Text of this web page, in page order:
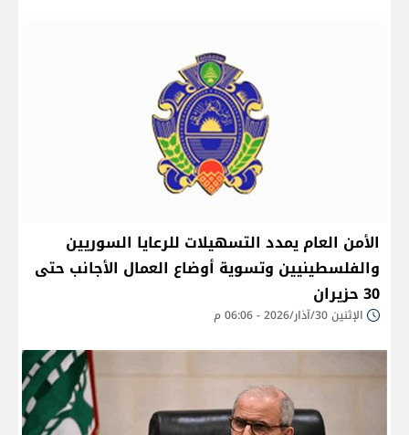
الأمن العام يمدد التسهيلات للرعايا السوريين
والفلسطينيين وتسوية أوضاع العمال الأجانب حتى
30 حزيران
الإثنين 30/آذار/2026 - 06:06 م